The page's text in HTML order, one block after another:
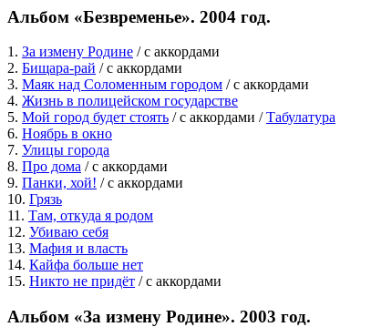
Альбом «Безвременье». 2004 год.
1. За измену Родине / с аккордами
2. Бищара-рай / c аккордами
3. Маяк над Соломенным городом / c аккордами
4. Жизнь в полицейском государстве
5. Мой город будет стоять / с аккордами /Табулатура
6. Ноябрь в окно
7. Улицы города
8. Про дома / c аккордами
9. Панки, хой! / c аккордами
10. Грязь
11. Там, откуда я родом
12. Убиваю себя
13. Мафия и власть
14. Кайфа больше нет
15. Никто не придёт / c аккордами
Альбом «За измену Родине». 2003 год.